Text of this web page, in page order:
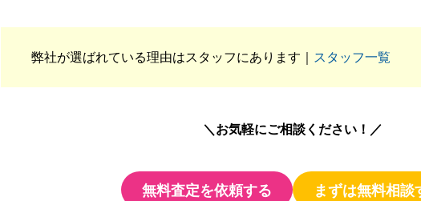
弊社が選ばれている理由はスタッフにあります｜ スタッフ一覧
＼お気軽にご相談ください！／
無料査定を依頼する まずは無料相談